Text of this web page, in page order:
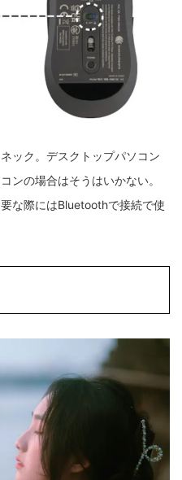
ック。デスクトップパソコン
ンの場合はそうはいかない。
な際にはBluetoothで接続で使